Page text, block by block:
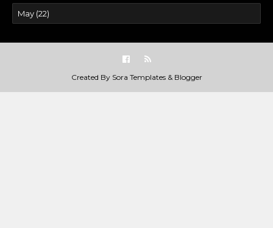
Created By Sora Templates& Blogger